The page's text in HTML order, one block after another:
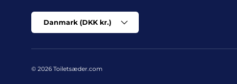
Land/Region
Danmark (DKK kr.)
© 2026 Toiletsæder.com